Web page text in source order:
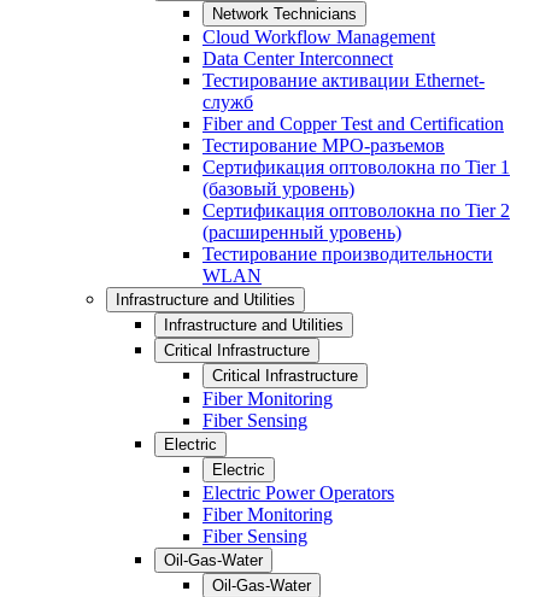
Network Technicians
Cloud Workflow Management
Data Center Interconnect
Тестирование активации Ethernet-
служб
Fiber and Copper Test and Certification
Тестирование МРО-разъемов
Сертификация оптоволокна по Tier 1
(базовый уровень)
Сертификация оптоволокна по Tier 2
(расширенный уровень)
Тестирование производительности
WLAN
Infrastructure and Utilities
Infrastructure and Utilities
Critical Infrastructure
Critical Infrastructure
Fiber Monitoring
Fiber Sensing
Electric
Electric
Electric Power Operators
Fiber Monitoring
Fiber Sensing
Oil-Gas-Water
Oil-Gas-Water